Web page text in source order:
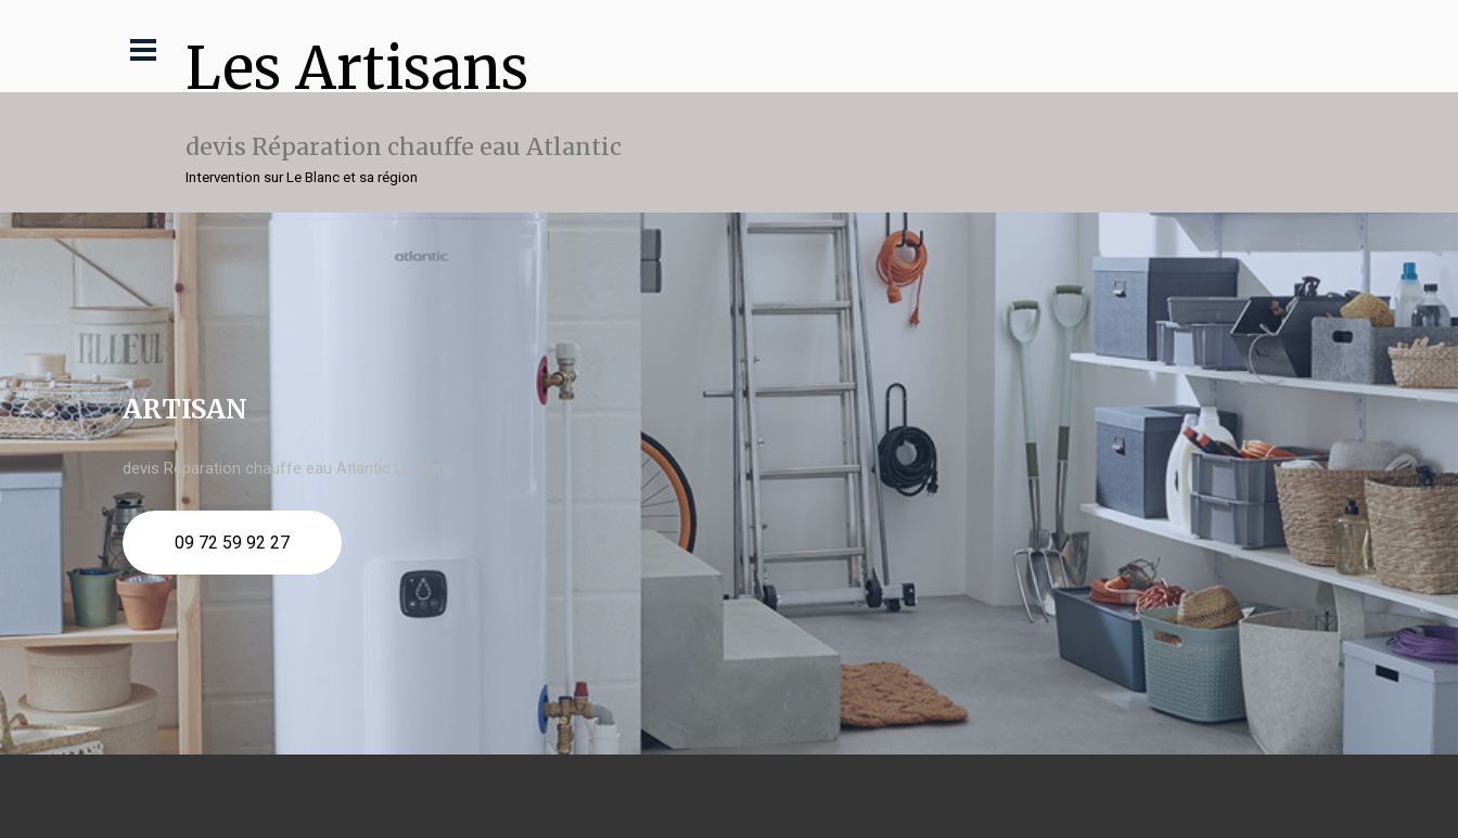
Les Artisans
devis Réparation chauffe eau Atlantic
Intervention sur Le Blanc et sa région
ARTISAN
devis Réparation chauffe eau Atlantic Le Blanc
09 72 59 92 27